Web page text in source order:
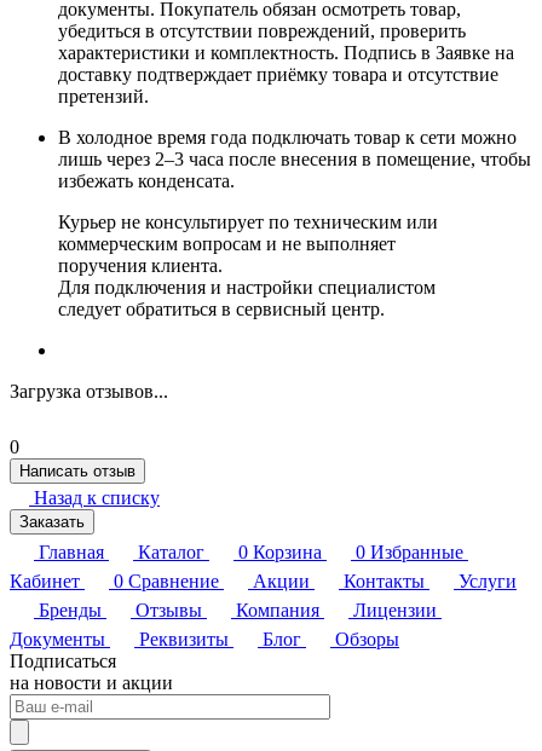
документы. Покупатель обязан осмотреть товар,
убедиться в отсутствии повреждений, проверить
характеристики и комплектность. Подпись в Заявке на
доставку подтверждает приёмку товара и отсутствие
претензий.
В холодное время года подключать товар к сети можно
лишь через 2–3 часа после внесения в помещение, чтобы
избежать конденсата.
Курьер не консультирует по техническим или
коммерческим вопросам и не выполняет
поручения клиента.
Для подключения и настройки специалистом
следует обратиться в сервисный центр.
Загрузка отзывов...
0
Написать отзыв
Назад к списку
Заказать
Главная Каталог 0 Корзина 0 Избранные
Кабинет
0 Сравнение Акции Контакты
Услуги
Бренды
Отзывы Компания
Лицензии
Документы
Реквизиты Блог
Обзоры
Подписаться
на новости и акции